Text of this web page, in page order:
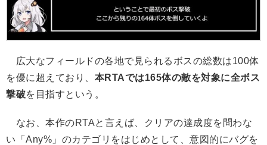
広大なフィールドの各地で見られるボスの総数は100体
を優に超えており、 本RTAでは165体の敵を対象に全ボス
撃破を目指すという。
なお、本作のRTAと言えば、クリアの達成度を問わな
い「Any%」のカテゴリをはじめとして、意図的にバグを